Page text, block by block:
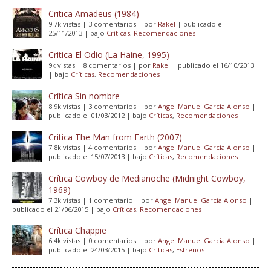
Critica Amadeus (1984)
9.7k vistas | 3 comentarios | por Rakel | publicado el
25/11/2013 | bajo Críticas, Recomendaciones
Critica El Odio (La Haine, 1995)
9k vistas | 8 comentarios | por Rakel | publicado el 16/10/2013
| bajo Críticas, Recomendaciones
Crítica Sin nombre
8.9k vistas | 3 comentarios | por Angel Manuel Garcia Alonso |
publicado el 01/03/2012| bajo Críticas, Recomendaciones
Critica The Man from Earth (2007)
7.8k vistas | 4 comentarios | por Angel Manuel Garcia Alonso |
publicado el 15/07/2013 | bajo Críticas, Recomendaciones
Crítica Cowboy de Medianoche (Midnight Cowboy,
1969)
7.3k vistas | 1 comentario | por Angel Manuel Garcia Alonso |
publicado el 21/06/2015 | bajo Críticas, Recomendaciones
Crítica Chappie
6.4k vistas | 0 comentarios | por Angel Manuel Garcia Alonso |
publicado el 24/03/2015 | bajo Críticas, Estrenos